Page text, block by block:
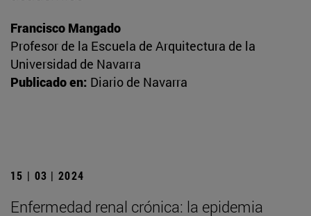
Francisco Mangado
Profesor de la Escuela de Arquitectura de la
Universidad de Navarra
Publicado en: Diario de Navarra
15 | 03 | 2024
Enfermedad renal crónica: la epidemia